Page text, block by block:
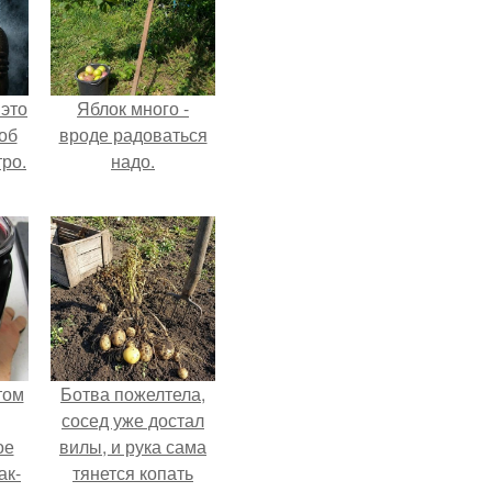
Яблок много -
вроде радоваться
надо.
Ботва пожелтела,
сосед уже достал
вилы, и рука сама
тянется копать